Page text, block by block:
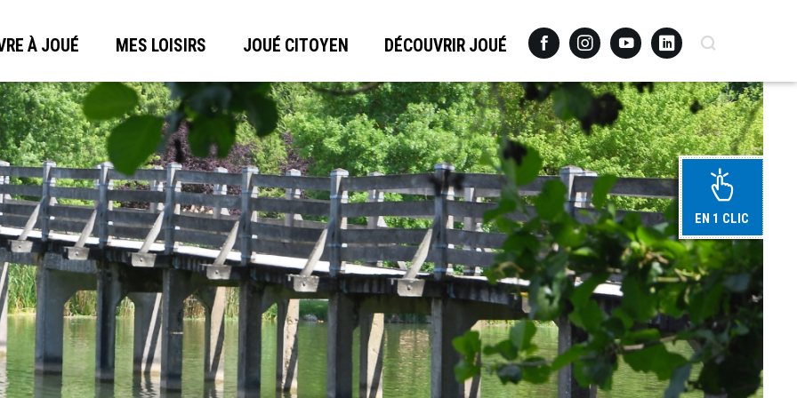
À JOUÉ MES LOISIRS JOUÉ CITOYEN DÉCOUVRIR JOUÉ FacebookInstagramYoutubeLinkedinRecherche
EN 1 CLIC